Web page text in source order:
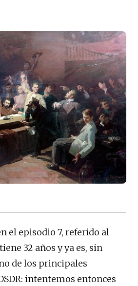
el episodio 7, referido al
32 años y ya es, sin
de los principales
intentemos entonces